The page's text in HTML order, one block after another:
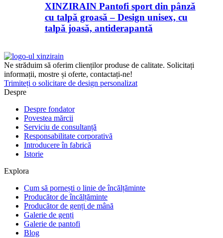
XINZIRAIN Pantofi sport din pânză
cu talpă groasă – Design unisex, cu
talpă joasă, antiderapantă
Ne străduim să oferim clienților produse de calitate. Solicitați
informații, mostre și oferte, contactați-ne!
Trimiteți o solicitare de design personalizat
Despre
Despre fondator
Povestea mărcii
Serviciu de consultanță
Responsabilitate corporativă
Introducere în fabrică
Istorie
Explora
Cum să pornești o linie de încălțăminte
Producător de încălțăminte
Producător de genți de mână
Galerie de genți
Galerie de pantofi
Blog